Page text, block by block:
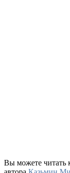
Вы можете читать